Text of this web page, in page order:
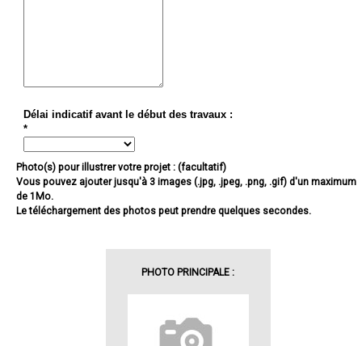
Délai indicatif avant le début des travaux :
*
Photo(s) pour illustrer votre projet : (facultatif)
Vous pouvez ajouter jusqu'à 3 images (.jpg, .jpeg, .png, .gif) d'un maximum
de 1Mo.
Le téléchargement des photos peut prendre quelques secondes.
PHOTO PRINCIPALE :